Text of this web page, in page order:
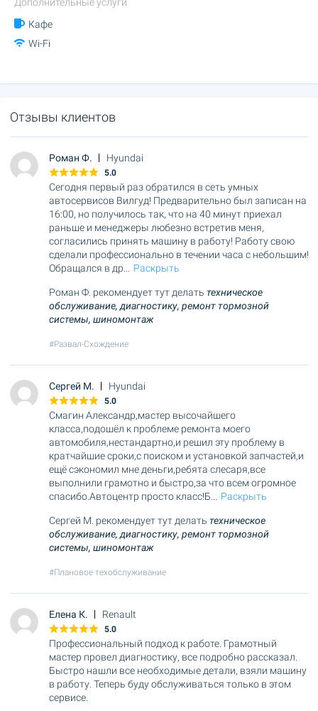
Кафе
Wi-Fi
Отзывы клиентов
Роман Ф. Hyundai
5.0
Сегодня первый раз обратился в сеть умных
автосервисов Вилгуд! Предварительно был записан на
16:00, но получилось так, что на 40 минут приехал
раньше и менеджеры любезно встретив меня,
согласились принять машину в работу! Работу свою
сделали профессионально в течении часа с небольшим!
Обращался в др
Раскрыть
Роман Ф. рекомендует тут делать техническое
обслуживание, диагностику, ремонт тормозной
системы, шиномонтаж
#Развал-Схождение
Сергей М. Hyundai
5.0
Смагин Александр,мастер высочайшего
класса,подошёл к проблеме ремонта моего
автомобиля,нестандартно,и решил эту проблему в
кратчайшие сроки,с поиском и установкой запчастей,и
ещё сэкономил мне деньги,ребята слесаря,все
выполнили грамотно и быстро,за что всем огромное
спасибо.Автоцентр просто класс!Б
Раскрыть
Сергей М. рекомендует тут делать техническое
обслуживание, диагностику, ремонт тормозной
системы, шиномонтаж
#Плановое техобслуживание
Елена К. Renault
5.0
Профессиональный подход к работе. Грамотный
мастер провел диагностику, все подробно рассказал.
Быстро нашли все необходимые детали, взяли машину
в работу. Теперь буду обслуживаться только в этом
сервисе.